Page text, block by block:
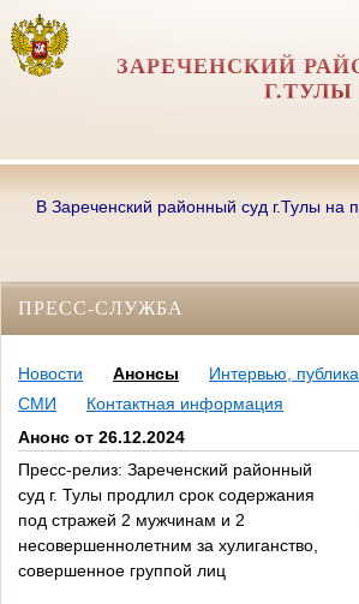
ЗАРЕЧЕНСКИЙ
Г.ТУЛЫ
В Зареченский районный суд г.Тулы на
ПРЕСС-СЛУЖБА
Новости Анонсы
Интервью,
СМИ
Контактная информация
Анонс от 26.12.2024
Пресс-релиз: Зареченский районный
суд г. Тулы продлил срок содержания
под стражей 2 мужчинам и 2
несовершеннолетним за хулиганство,
совершенное группой лиц